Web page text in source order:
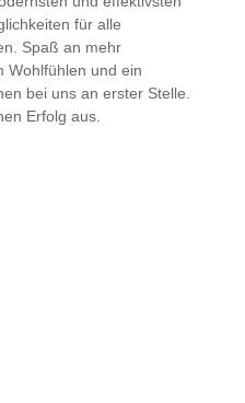
für alle
Spaß an mehr
Wohlfühlen und ein
bei uns an erster Stelle.
Erfolg aus.